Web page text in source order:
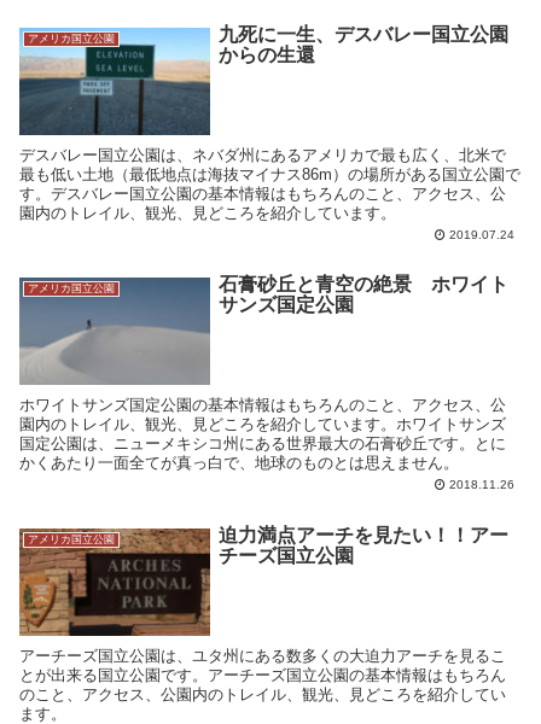
アメリカ国立公園
九死に一生、デスバレー国立公園
からの生還
デスバレー国立公園は、ネバダ州にあるアメリカで最も広く、北米で
最も低い土地（最低地点は海抜マイナス86m）の場所がある国立公園で
す。デスバレー国立公園の基本情報はもちろんのこと、アクセス、公
園内のトレイル、観光、見どころを紹介しています。
2019.07.24
アメリカ国立公園
石膏砂丘と青空の絶景 ホワイト
サンズ国定公園
ホワイトサンズ国定公園の基本情報はもちろんのこと、アクセス、公
園内のトレイル、観光、見どころを紹介しています。ホワイトサンズ
国定公園は、ニューメキシコ州にある世界最大の石膏砂丘です。とに
かくあたり一面全てが真っ白で、地球のものとは思えません。
2018.11.26
アメリカ国立公園
迫力満点アーチを見たい！！アー
チーズ国立公園
アーチーズ国立公園は、ユタ州にある数多くの大迫力アーチを見るこ
とが出来る国立公園です。アーチーズ国立公園の基本情報はもちろん
のこと、アクセス、公園内のトレイル、観光、見どころを紹介してい
ます。